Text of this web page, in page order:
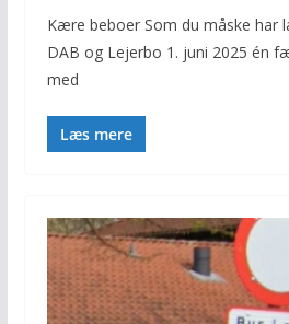
Kære beboer Som du måske har
DAB og Lejerbo 1. juni 2025 én
med
Læs mere